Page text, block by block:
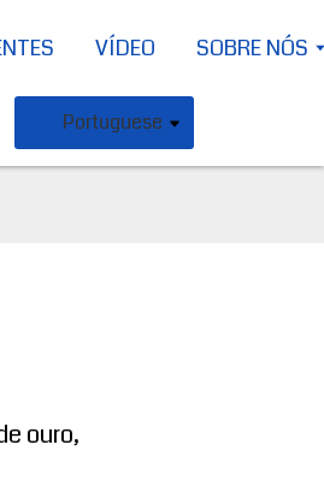
VÍDEO SOBRE NÓS
Portuguese
ouro,